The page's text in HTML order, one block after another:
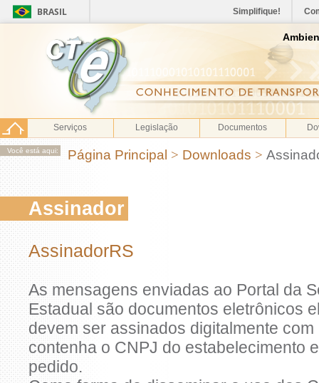
BRASIL Simplifique!
Serviços Legislação Documentos
Você está aqui: Página Principal > Downloads >
Assinador
AssinadorRS
As mensagens enviadas ao Portal da
Estadual são documentos eletrônicos
devem ser assinados digitalmente
contenha o CNPJ do estabelecimento
pedido.